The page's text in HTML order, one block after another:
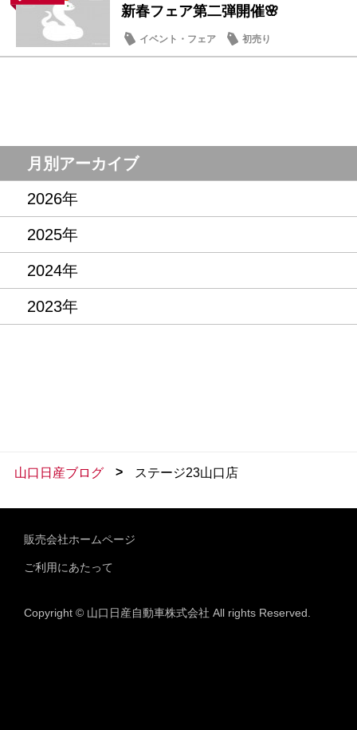
新春フェア第二弾開催🌸
イベント・フェア 初売り
月別アーカイブ
2026年
2025年
2024年
2023年
山口日産ブログ > ステージ23山口店
販売会社ホームページ
ご利用にあたって
Copyright © 山口日産自動車株式会社 All rights Reserved.